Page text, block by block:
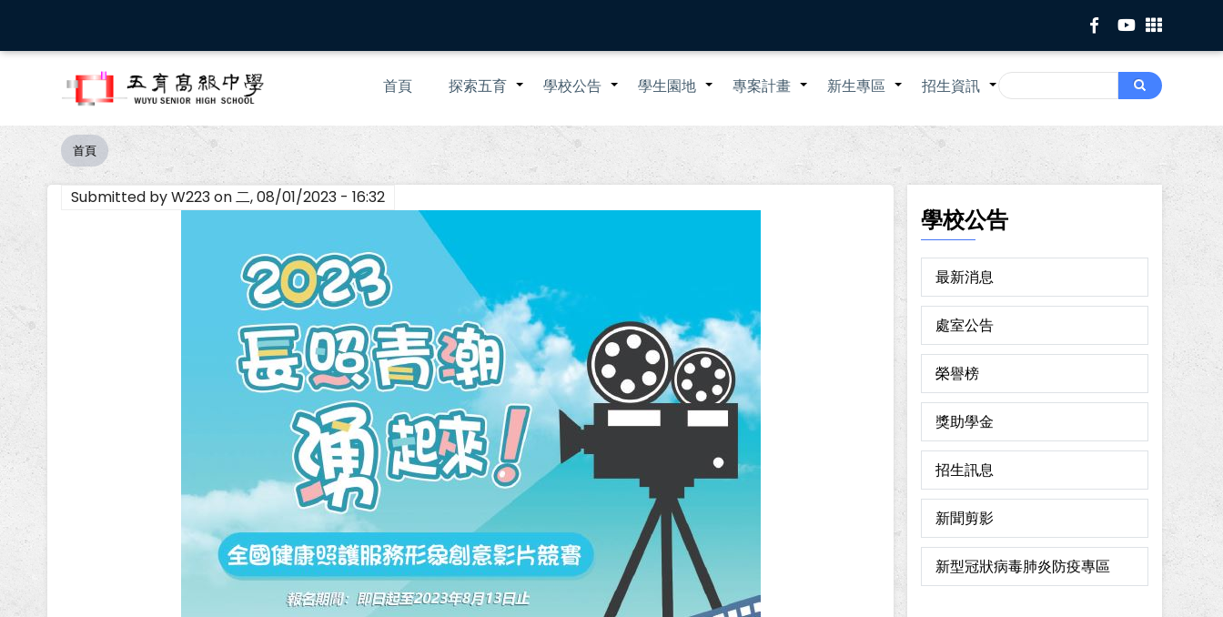
主
Search
Search
Main
navigation
首頁 +
探索五育 +
學校公告 +
學生園地 +
專案計畫 +
新生專區 +
招生資訊
導
航
連
首頁
Submitted byW223on二, 08/01/2023 - 16:32
學校公告
最新消息
處室公告
榮譽榜
獎助學金
招生訊息
新聞剪影
新型冠狀病毒肺炎防疫專區